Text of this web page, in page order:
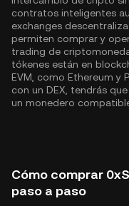
contratos inteligentes
exchanges
permiten comprar y
trading de
tókenes están en
EVM, como Ethereum y
con un DEX, tendrás
un monedero
Cómo comprar
paso a paso